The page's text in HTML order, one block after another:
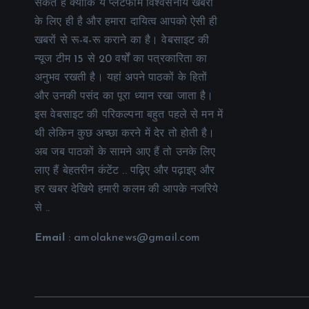
सकते हैं क्योंकि ये प्लेटफॉर्म विश्वसनीय खबरों
के लिए ही है और हमारा दायित्व आपको ऐसी ही
खबरों से रू-ब-रू कराने का है। वेबसाइट की
न्यूज टीम 15 से 20 वर्षों का पत्रकारिता का
अनुभव रखती है। यहां अपने पाठकों के हितों
और उनकी पसंद का पूरा ध्यान रखा जाता है।
इस वेबसाइट की परिकल्पना बहुत पहले से मन में
थी लेकिन कुछ अच्छा करने में देर तो होती है।
अब जब पाठकों के सामने आए हैं तो उनके लिए
लाए हैं बेहतरीन कंटेंट .. पढ़िए और पढ़ाइए और
हर खबर देखिये हमारी कलम की आपके नजरिये
से ..
Email : amolaknews@gmail.com